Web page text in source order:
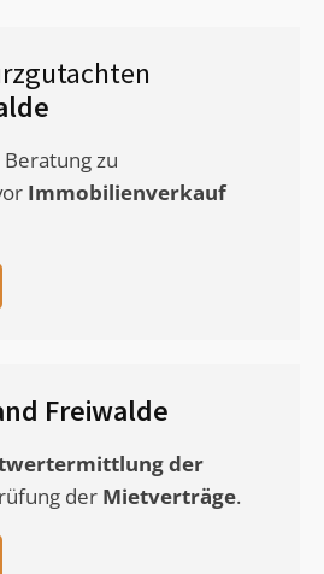
Beratung zu
Immobilienverkauf
Freiwalde
der
der Mietverträge.